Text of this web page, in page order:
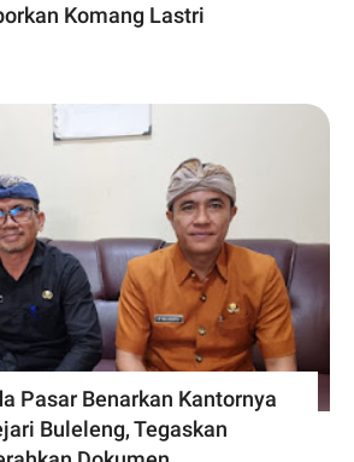
Komang Lastri
Pasar Benarkan Kantornya
Buleleng, Tegaskan